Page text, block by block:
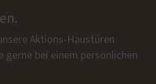
Aktions-Haustüren
gerne bei einem persönlichen